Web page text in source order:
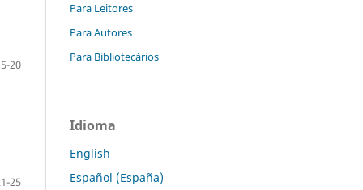
20
25
Para Leitores
Para Autores
Para Bibliotecários
Idioma
English
Español (España)